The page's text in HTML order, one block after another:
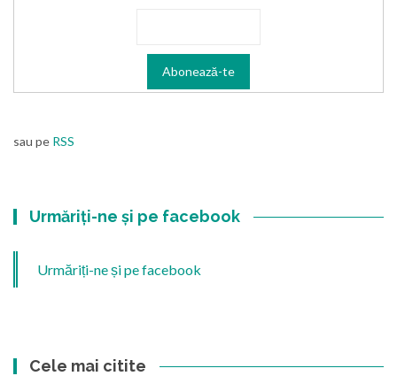
sau pe RSS
Urmăriți-ne și pe facebook
Urmăriți-ne și pe facebook
Cele mai citite